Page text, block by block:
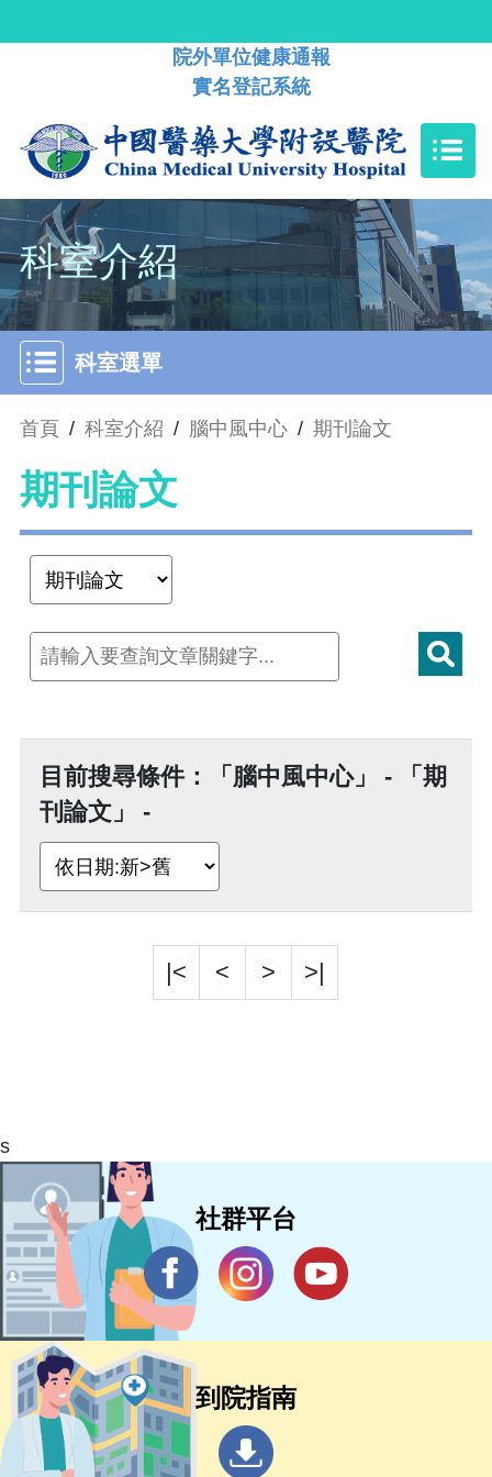
院外單位健康通報
實名登記系統
科室介紹
科室選單
首頁 / 科室介紹 / 腦中風中心 / 期刊論文
期刊論文
目前搜尋條件：「腦中風中心」 - 「期
刊論文」 -
|< < > >|
s
社群平台
到院指南